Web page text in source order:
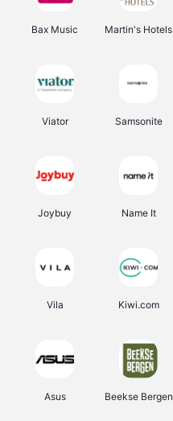
Bax Music Martin's Hotels
Viator Samsonite
Joybuy Name It
Vila Kiwi.com
Asus Beekse Bergen